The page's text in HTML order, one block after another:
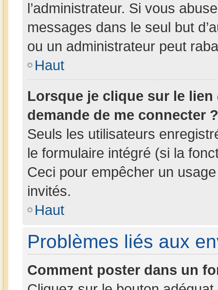
l’administrateur. Si vous
messages dans le seul but
ou un administrateur peut
Haut
Lorsque je clique sur le lien
demande de me connecter ?
Seuls les utilisateurs
le formulaire intégré (si la
Ceci pour empêcher un
invités.
Haut
Problèmes liés aux
Comment poster dans un